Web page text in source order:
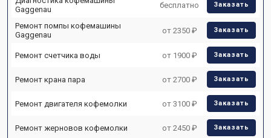
Gaggenau
бесплатно Заказать
Ремонт помпы кофемашины
Gaggenau
от 2350 ₽ Заказать
Ремонт счетчика воды от 1900 ₽ Заказать
Ремонт крана пара от 2700 ₽ Заказать
Ремонт двигателя кофемолки от 3100 ₽ Заказать
Ремонт жерновов кофемолки от 2450 ₽ Заказать